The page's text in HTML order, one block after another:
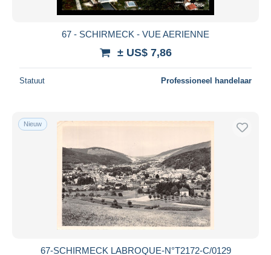
67 - SCHIRMECK - VUE AERIENNE
± US$ 7,86
Statuut Professioneel handelaar
Nieuw
67-SCHIRMECK LABROQUE-N°T2172-C/0129